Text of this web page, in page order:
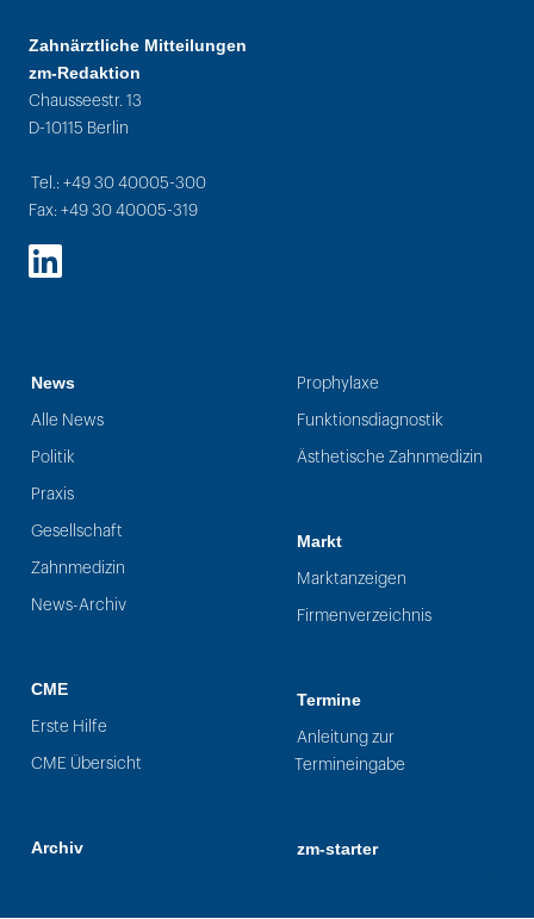
Zahnärztliche Mitteilungen
zm-Redaktion
Chausseestr. 13
D-10115 Berlin
Tel.: +49 30 40005-300
Fax: +49 30 40005-319
LinkedIn
News
Alle News
Politik
Praxis
Gesellschaft
Zahnmedizin
News-Archiv
CME
Erste Hilfe
CME Übersicht
Archiv
Prophylaxe
Funktionsdiagnostik
Ästhetische Zahnmedizin
Markt
Marktanzeigen
Firmenverzeichnis
Termine
Anleitung zur
Termineingabe
zm-starter